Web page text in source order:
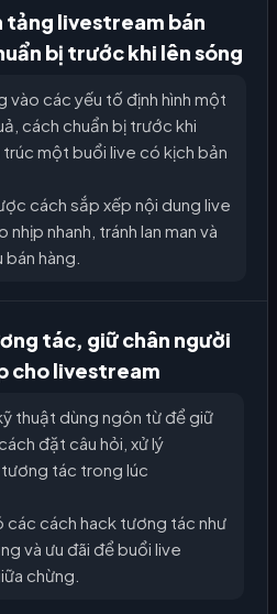
tảng livestream bán
bị trước khi lên sóng
vào các yếu tố định hình một
cách chuẩn bị trước khi
một buổi live có kịch bản
cách sắp xếp nội dung live
nhanh, tránh lan man và
hàng.
tác, giữ chân người
cho livestream
thuật dùng ngôn từ để giữ
đặt câu hỏi, xử lý
tác trong lúc
các cách hack tương tác như
và ưu đãi để buổi live
chừng.